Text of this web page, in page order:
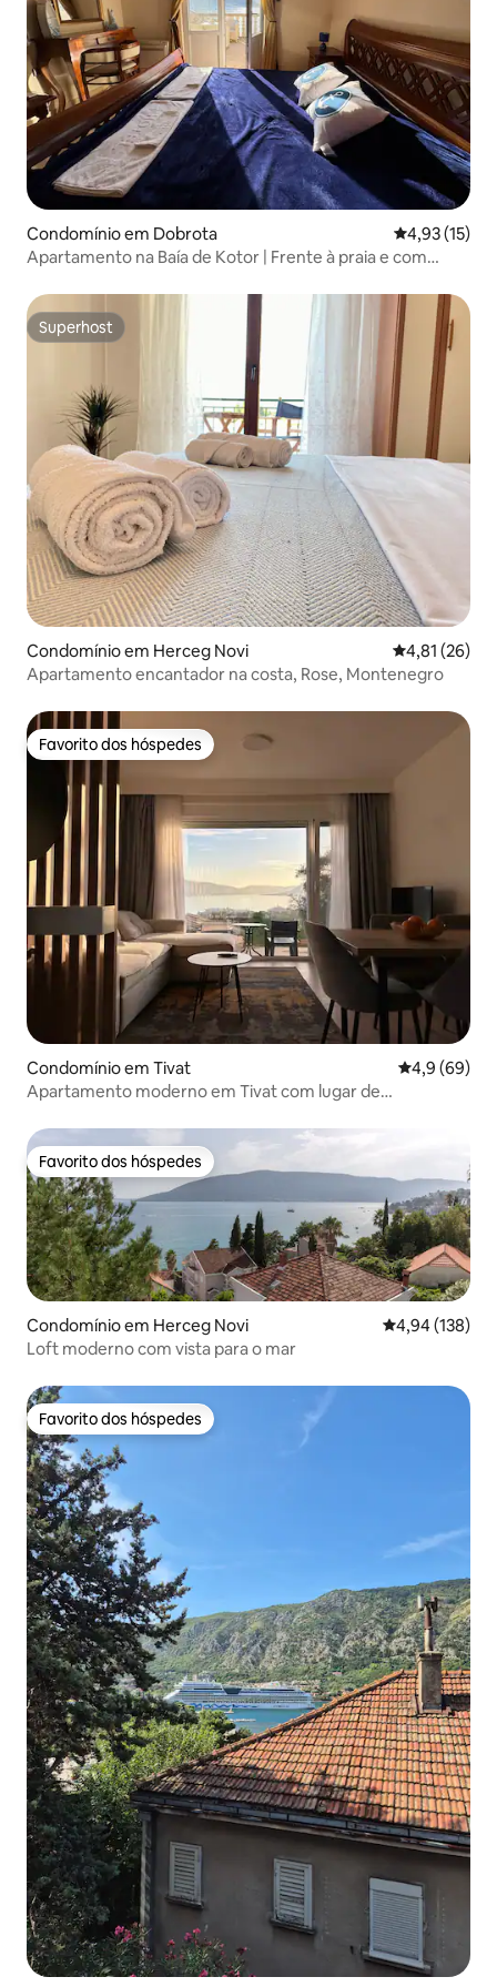
Condomínio em Dobrota Classificação
4,93 (15)
Apartamento na Baía de Kotor | Frente à praia e com
Superhost
Superhost
Condomínio em Herceg Novi Classificação
4,81 (26)
Apartamento encantador na costa, Rose, Montenegro
Favorito dos hóspedes
Favorito dos hóspedes
Condomínio em Tivat
4,9 (69)
Apartamento moderno em Tivat com lugar de
Favorito dos hóspedes
Favorito dos hóspedes
Condomínio em Herceg Novi Classificação
4,94 (138)
Loft moderno com vista para o mar
Favorito dos hóspedes
Favorito dos hóspedes